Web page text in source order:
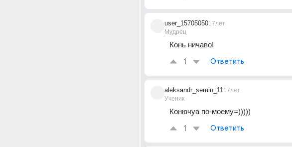
user_15705050
Мудрец
17лет
Конь ничаво!
1 Ответить
aleksandr_semin_11
Ученик
17лет
Конючуа по-моему=)))))
1 Ответить